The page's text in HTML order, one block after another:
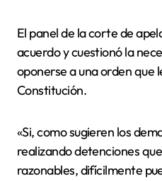
El panel de la corte de
acuerdo y cuestionó la
oponerse a una orden que
Constitución.
«Si, como sugieren los
realizando detenciones
razonables, difícilmente